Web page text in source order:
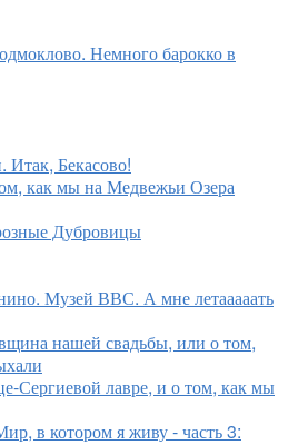
Немного барокко в
Бекасово!
как мы на Медвежьи Озера
Дубровицы
Музей ВВС. А мне летааааать
нашей свадьбы, или о том,
Сергиевой лавре, и о том, как мы
в котором я живу - часть 3: